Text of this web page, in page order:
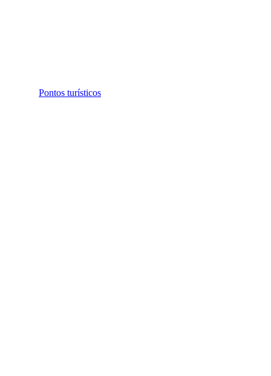
Pontos turísticos